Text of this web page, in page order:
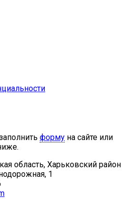
форму на сайте или
область, Харьковский район
1